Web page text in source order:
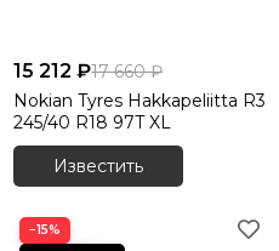
15 212 ₽17 660 ₽
Nokian Tyres Hakkapeliitta R3
245/40 R18 97T XL
Известить
−15%